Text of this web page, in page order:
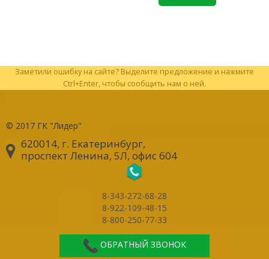
Заметили ошибку на сайте? Выделите предложение и нажмите
Ctrl+Enter, чтобы сообщить нам о ней.
© 2017 ГК "Лидер"
620014, г. Екатеринбург,
проспект Ленина, 5Л, офис 604
8-343-272-68-28
8-922-109-48-15
8-800-250-77-33
ОБРАТНЫЙ ЗВОНОК